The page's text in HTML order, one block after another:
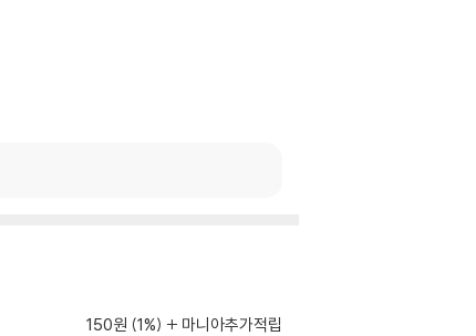
150원 (1%) 마니아추가적립